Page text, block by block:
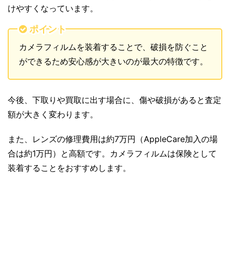
けやすくなっています。
ポイント
カメラフィルムを装着することで、破損を防ぐこと
ができるため安心感が大きいのが最大の特徴です。
今後、下取りや買取に出す場合に、傷や破損があると査定
額が大きく変わります。
また、レンズの修理費用は約7万円（AppleCare加入の場
合は約1万円）と高額です。カメラフィルムは保険として
装着することをおすすめします。